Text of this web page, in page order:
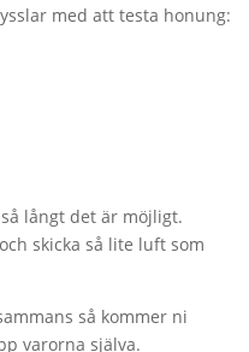
med att testa honung:
långt det är möjligt.
skicka så lite luft som
så kommer ni
varorna själva.